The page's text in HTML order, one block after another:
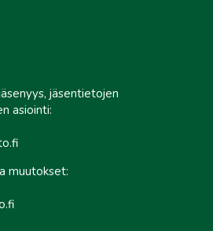
jäsentietojen
asiointi:
muutokset: